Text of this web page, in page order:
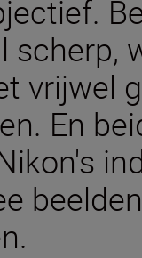
scherp,
vrijwel
En